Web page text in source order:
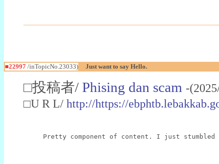
■22997 /inTopicNo.23033) Just want to say Hello.
□投稿者/ Phising dan scam -
□U R L/ http://https://
Pretty component of content. I just